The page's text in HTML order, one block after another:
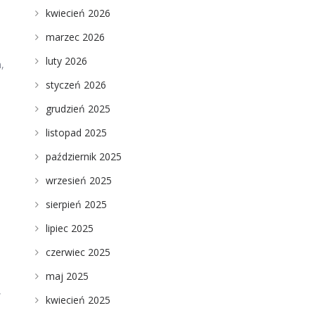
kwiecień 2026
marzec 2026
luty 2026
styczeń 2026
grudzień 2025
listopad 2025
październik 2025
wrzesień 2025
sierpień 2025
lipiec 2025
czerwiec 2025
maj 2025
kwiecień 2025